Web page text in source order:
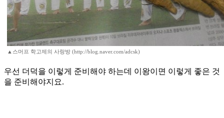
▲스머프 학고제의 사랑방 (http://blog.naver.com/adcsk)
우선 더덕을 이렇게 준비해야 하는데 이왕이면 이렇게 좋은 것
을 준비해야지요.